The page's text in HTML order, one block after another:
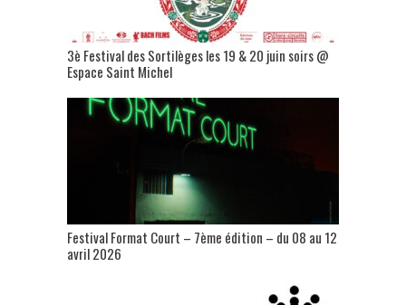
3è Festival des Sortilèges les 19 & 20 juin soirs @
Espace Saint Michel
Festival Format Court – 7ème édition – du 08 au 12
avril 2026